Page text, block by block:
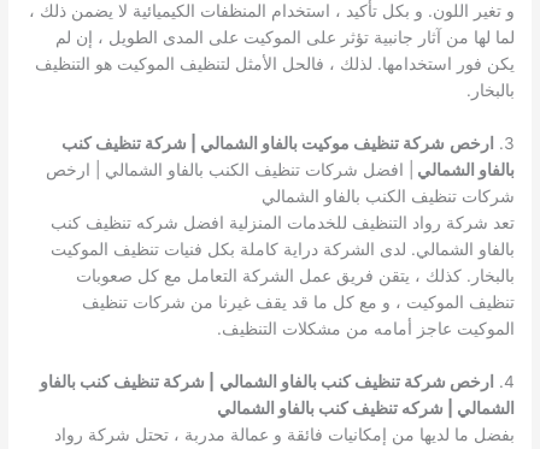
و تغير اللون. و بكل تأكيد ، استخدام المنظفات الكيميائية لا يضمن ذلك ،
لما لها من آثار جانبية تؤثر على الموكيت على المدى الطويل ، إن لم
يكن فور استخدامها. لذلك ، فالحل الأمثل لتنظيف الموكيت هو التنظيف
بالبخار.
3. ارخص شركة تنظيف موكيت بالفاو الشمالي | شركة تنظيف كنب
بالفاو الشمالي
| افضل شركات تنظيف الكنب بالفاو الشمالي | ارخص
شركات تنظيف الكنب بالفاو الشمالي
تعد شركة رواد التنظيف للخدمات المنزلية افضل شركه تنظيف كنب
بالفاو الشمالي. لدى الشركة دراية كاملة بكل فنيات تنظيف الموكيت
بالبخار. كذلك ، يتقن فريق عمل الشركة التعامل مع كل صعوبات
تنظيف الموكيت ، و مع كل ما قد يقف غيرنا من شركات تنظيف
الموكيت عاجز أمامه من مشكلات التنظيف.
4. ارخص شركة تنظيف كنب بالفاو الشمالي
| شركة تنظيف كنب بالفاو
الشمالي | شركه تنظيف كنب بالفاو الشمالي
بفضل ما لديها من إمكانيات فائقة و عمالة مدربة ، تحتل شركة رواد